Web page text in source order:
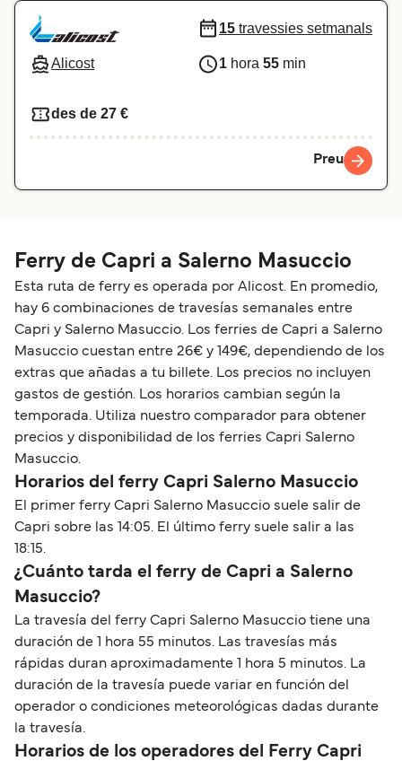
المغرب
Alicost
15 travessies setmanals
1 hora 55 min
des de 27 €
Preu
Ferry de Capri a Salerno Masuccio
Esta ruta de ferry es operada por Alicost. En promedio,
hay 6 combinaciones de travesías semanales entre
Capri y Salerno Masuccio. Los ferries de Capri a Salerno
Masuccio cuestan entre 26€ y 149€, dependiendo de los
extras que añadas a tu billete. Los precios no incluyen
gastos de gestión. Los horarios cambian según la
temporada. Utiliza nuestro comparador para obtener
precios y disponibilidad de los ferries Capri Salerno
Masuccio.
Horarios del ferry Capri Salerno Masuccio
El primer ferry Capri Salerno Masuccio suele salir de
Capri sobre las 14:05. El último ferry suele salir a las
18:15.
¿Cuánto tarda el ferry de Capri a Salerno
Masuccio?
La travesía del ferry Capri Salerno Masuccio tiene una
duración de 1 hora 55 minutos. Las travesías más
rápidas duran aproximadamente 1 hora 5 minutos. La
duración de la travesía puede variar en función del
operador o condiciones meteorológicas dadas durante
la travesía.
Horarios de los operadores del Ferry Capri